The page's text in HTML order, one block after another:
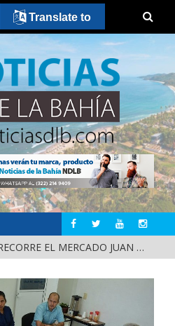
¡HÉCTOR SANTANA RECORRE EL MERCADO JUAN ESCUTIA Y EL MERCADO MORELOS DE TEPIC!
Translate to